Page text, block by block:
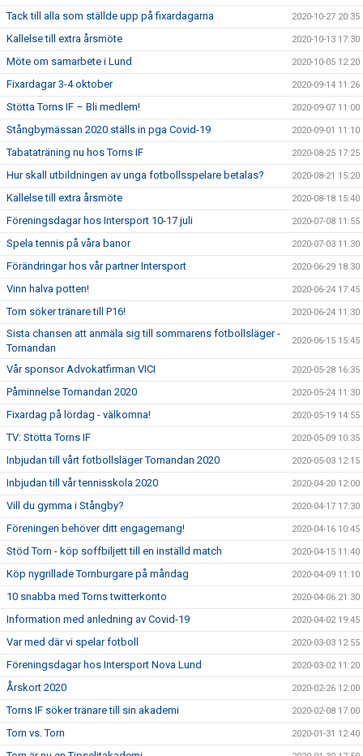
Tack till alla som ställde upp på fixardagarna 2020-10-27 20:35
Kallelse till extra årsmöte 2020-10-13 17:30
Möte om samarbete i Lund 2020-10-05 12:20
Fixardagar 3-4 oktober 2020-09-14 11:26
Stötta Torns IF – Bli medlem! 2020-09-07 11:00
Stångbymässan 2020 ställs in pga Covid-19 2020-09-01 11:10
Tabataträning nu hos Torns IF 2020-08-25 17:25
Hur skall utbildningen av unga fotbollsspelare betalas? 2020-08-21 15:20
Kallelse till extra årsmöte 2020-08-18 15:40
Föreningsdagar hos Intersport 10-17 juli 2020-07-08 11:55
Spela tennis på våra banor 2020-07-03 11:30
Förändringar hos vår partner Intersport 2020-06-29 18:30
Vinn halva potten! 2020-06-24 17:45
Torn söker tränare till P16! 2020-06-24 11:30
Sista chansen att anmäla sig till sommarens fotbollsläger -
Tornandan
2020-06-15 15:45
Vår sponsor Advokatfirman VICI 2020-05-28 16:35
Påminnelse Tornandan 2020 2020-05-24 11:30
Fixardag på lördag - välkomna! 2020-05-19 14:55
TV: Stötta Torns IF 2020-05-09 10:35
Inbjudan till vårt fotbollsläger Tornandan 2020 2020-05-03 12:15
Inbjudan till vår tennisskola 2020 2020-04-20 12:00
Vill du gymma i Stångby? 2020-04-17 17:30
Föreningen behöver ditt engagemang! 2020-04-16 10:45
Stöd Torn - köp soffbiljett till en inställd match 2020-04-15 11:40
Köp nygrillade Tornburgare på måndag 2020-04-09 11:10
10 snabba med Torns twitterkonto 2020-04-06 21:30
Information med anledning av Covid-19 2020-04-02 19:45
Var med där vi spelar fotboll 2020-03-03 12:55
Föreningsdagar hos Intersport Nova Lund 2020-03-02 11:20
Årskort 2020 2020-02-26 12:00
Torns IF söker tränare till sin akademi 2020-02-08 17:00
Torn vs. Torn 2020-01-31 12:40